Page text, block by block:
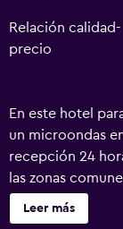
Relación calidad-
precio
En este hotel
un microondas
recepción 24
las zonas
check-out exprés
Hotel Doña Luisa
Leer más